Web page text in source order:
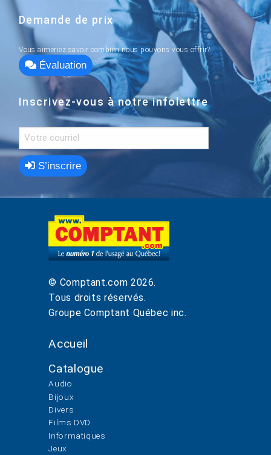
Demande de prix
Vous aimeriez savoir combien nous pouvons vous offrir?
Évaluation
Inscrivez-vous à notre infolettre
S’inscrire
© Comptant.com 2026.
Tous droits réservés.
Groupe Comptant Québec inc.
Accueil
Catalogue
Audio
Bijoux
Divers
Films DVD
Informatiques
Jeux